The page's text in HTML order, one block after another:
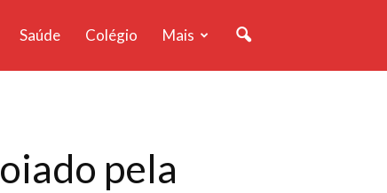
Saúde Colégio Mais
pela